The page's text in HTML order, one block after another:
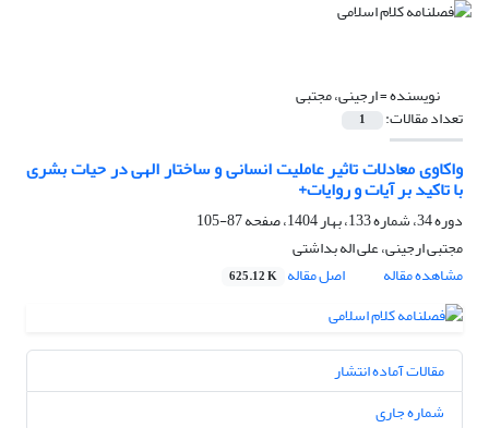
نویسنده =ارجینی، مجتبی
تعداد مقالات: 1
واکاوی معادلات تاثیر عاملیت انسانی و ساختار الهی در حیات بشری
با تاکید بر آیات و روایات+
دوره 34، شماره 133، بهار 1404، صفحه
87-105
مجتبی ارجینی، علی اله بداشتی
مشاهده مقاله
اصل مقاله 625.12 K
مقالات آماده انتشار
شماره جاری